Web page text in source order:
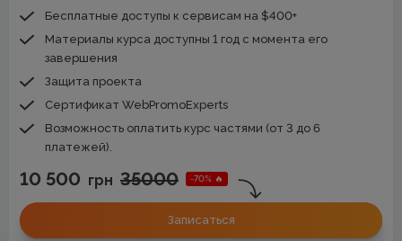
Бесплатные доступы к сервисам на $400+
Материалы курса доступны 1 год с момента его
завершения
Защита проекта
Сертификат WebPromoExperts
Возможность оплатить курс частями (от 3 до 6
платежей).
10 500 грн 35000 -70% 🔥
Записаться